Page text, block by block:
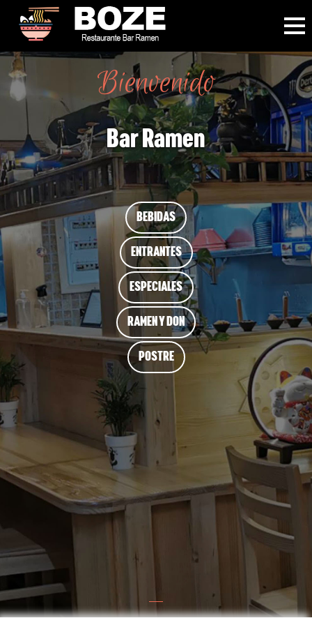
Bienvenido
Bar Ramen
BEBIDAS
ENTRANTES
ESPECIALES
RAMEN Y DON
POSTRE